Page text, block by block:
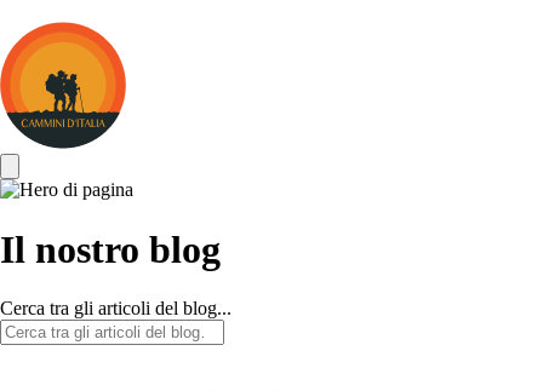
Cammini
d&#039;Italia
Il nostro blog
Cerca tra gli articoli del blog...